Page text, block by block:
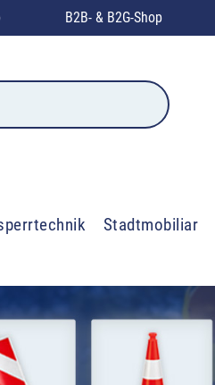
B2B- & B2G-Shop
Stadtmobiliar